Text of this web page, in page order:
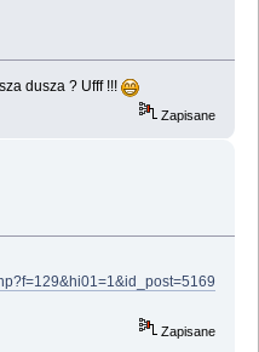
dusza ? Ufff !!!
Zapisane
Zapisane